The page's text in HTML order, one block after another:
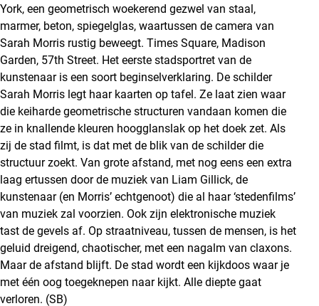
York, een geometrisch woekerend gezwel van staal,
marmer, beton, spiegelglas, waartussen de camera van
Sarah Morris rustig beweegt. Times Square, Madison
Garden, 57th Street. Het eerste stadsportret van de
kunstenaar is een soort beginselverklaring. De schilder
Sarah Morris legt haar kaarten op tafel. Ze laat zien waar
die keiharde geometrische structuren vandaan komen die
ze in knallende kleuren hoogglanslak op het doek zet. Als
zij de stad filmt, is dat met de blik van de schilder die
structuur zoekt. Van grote afstand, met nog eens een extra
laag ertussen door de muziek van Liam Gillick, de
kunstenaar (en Morris’ echtgenoot) die al haar ‘stedenfilms’
van muziek zal voorzien. Ook zijn elektronische muziek
tast de gevels af. Op straatniveau, tussen de mensen, is het
geluid dreigend, chaotischer, met een nagalm van claxons.
Maar de afstand blijft. De stad wordt een kijkdoos waar je
met één oog toegeknepen naar kijkt. Alle diepte gaat
verloren. (SB)